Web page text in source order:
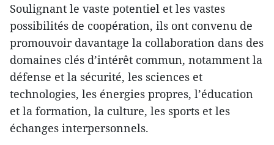
Soulignant le vaste potentiel et les vastes
possibilités de coopération, ils ont convenu de
promouvoir davantage la collaboration dans des
domaines clés d’intérêt commun, notamment la
défense et la sécurité, les sciences et
technologies, les énergies propres, l’éducation
et la formation, la culture, les sports et les
échanges interpersonnels.